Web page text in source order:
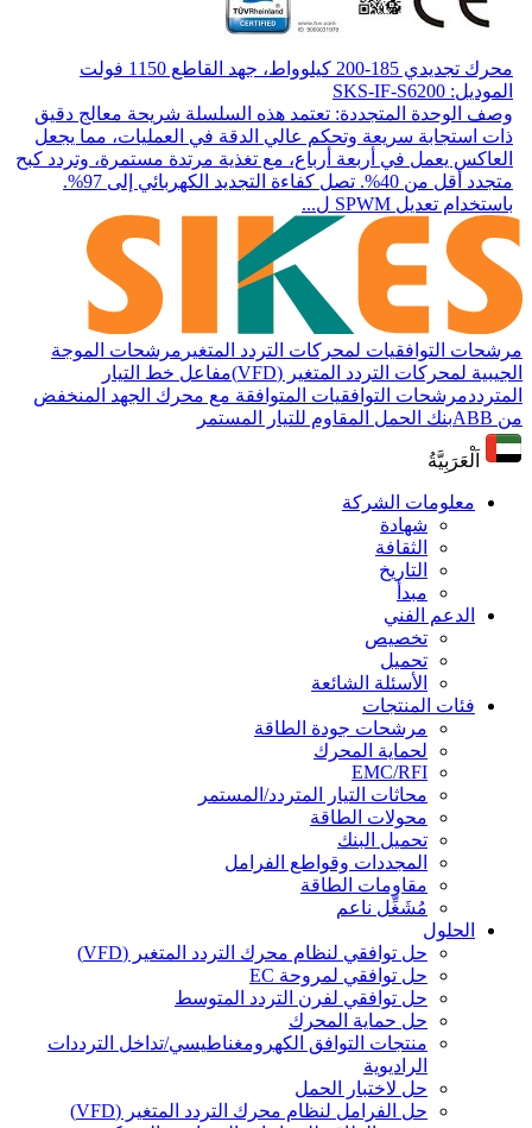
محرك تجديدي 185-200 كيلوواط، جهد القاطع 1150 فولت
الموديل: SKS-IF-S6200
وصف الوحدة المتجددة: تعتمد هذه السلسلة شريحة معالج دقيق
ذات استجابة سريعة وتحكم عالي الدقة في العمليات، مما يجعل
العاكس يعمل في أربعة أرباع، مع تغذية مرتدة مستمرة، وتردد كبح
متجدد أقل من 40%. تصل كفاءة التجديد الكهربائي إلى 97%.
باستخدام تعديل SPWM ل...
مرشحات التوافقيات لمحركات التردد المتغير مرشحات الموجة
الجيبية لمحركات التردد المتغير (VFD)
مفاعل خط التيار
المترددمرشحات التوافقيات المتوافقة مع محرك الجهد المنخفض
من ABB
بنك الحمل المقاوم للتيار المستمر
اَلْعَرَبِيَّةُ
معلومات الشركة
شهادة
الثقافة
التاريخ
مبدأ
الدعم الفني
تخصيص
تحميل
الأسئلة الشائعة
فئات المنتجات
مرشحات جودة الطاقة
لحماية المحرك
EMC/RFI
محاثات التيار المتردد/المستمر
محولات الطاقة
تحميل البنك
المجددات وقواطع الفرامل
مقاومات الطاقة
مُشَغِّل ناعم
الحلول
حل توافقي لنظام محرك التردد المتغير (VFD)
حل توافقي لمروحة EC
حل توافقي لفرن التردد المتوسط
حل حماية المحرك
منتجات التوافق الكهرومغناطيسي/تداخل الترددات
الراديوية
حل لاختبار الحمل
حل الفرامل لنظام محرك التردد المتغير (VFD)